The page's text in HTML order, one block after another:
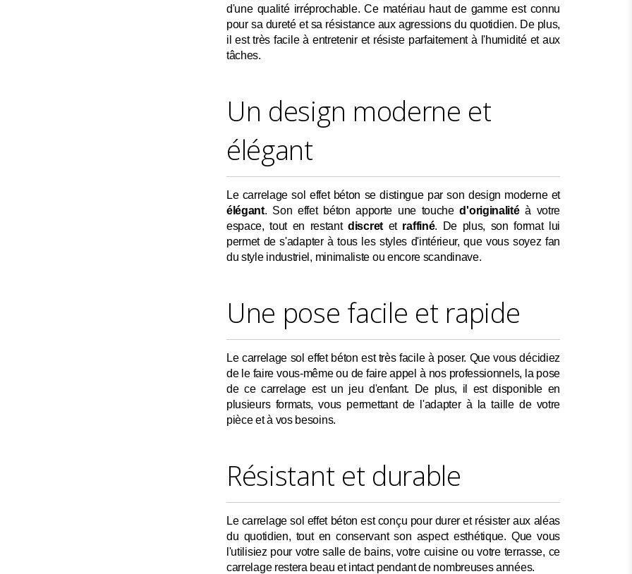
d'une qualité irréprochable. Ce matériau haut de gamme est connu
pour sa dureté et sa résistance aux agressions du quotidien. De plus,
il est très facile à entretenir et résiste parfaitement à l'humidité et aux
tâches.
Un design moderne et
élégant
Le carrelage sol effet béton se distingue par son design moderne et
élégant. Son effet béton apporte une touched'originalitéà votre
espace, tout en restantdiscretet raffiné. De plus, son format lui
permet de s'adapter à tous les styles d'intérieur, que vous soyez fan
du style industriel, minimaliste ou encore scandinave.
Une pose facile et rapide
Le carrelage sol effet béton est très facile à poser. Que vous décidiez
de le faire vous-même ou de faire appel à nos professionnels, la pose
de ce carrelage est un jeu d'enfant. De plus, il est disponible en
plusieurs formats, vous permettant de l'adapter à la taille de votre
pièce et à vos besoins.
Résistant et durable
Le carrelage sol effet béton est conçu pour durer et résister aux aléas
du quotidien, tout en conservant son aspect esthétique. Que vous
l'utilisiez pour votre salle de bains, votre cuisine ou votre terrasse, ce
carrelage restera beau et intact pendant de nombreuses années.